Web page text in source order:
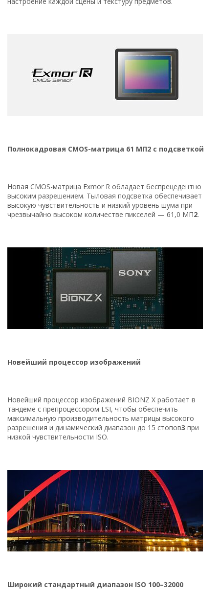
Полнокадровая CMOS-матрица 61 МП2 с подсветкой
Новая CMOS-матрица Exmor R обладает беспрецедентно
высоким разрешением. Тыловая подсветка обеспечивает
высокую чувствительность и низкий уровень шума при
чрезвычайно высоком количестве пикселей — 61,0 МП2.
Новейший процессор изображений
Новейший процессор изображений BIONZ X работает в
тандеме с препроцессором LSI, чтобы обеспечить
максимальную производительность матрицы высокого
разрешения и динамический диапазон до 15 стопов3 при
низкой чувствительности ISO.
Широкий стандартный диапазон ISO 100–32000